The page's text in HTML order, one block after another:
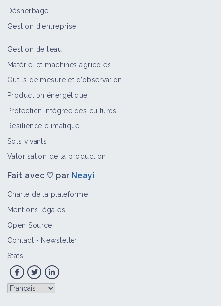
Désherbage
Gestion d'entreprise
Gestion de l’eau
Matériel et machines agricoles
Outils de mesure et d’observation
Production énergétique
Protection intégrée des cultures
Résilience climatique
Sols vivants
Valorisation de la production
Fait avec ♡ par Neayi
Charte de la plateforme
Mentions légales
Open Source
Contact - Newsletter
Stats